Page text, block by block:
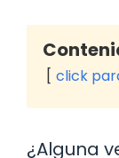
click
¿Alguna